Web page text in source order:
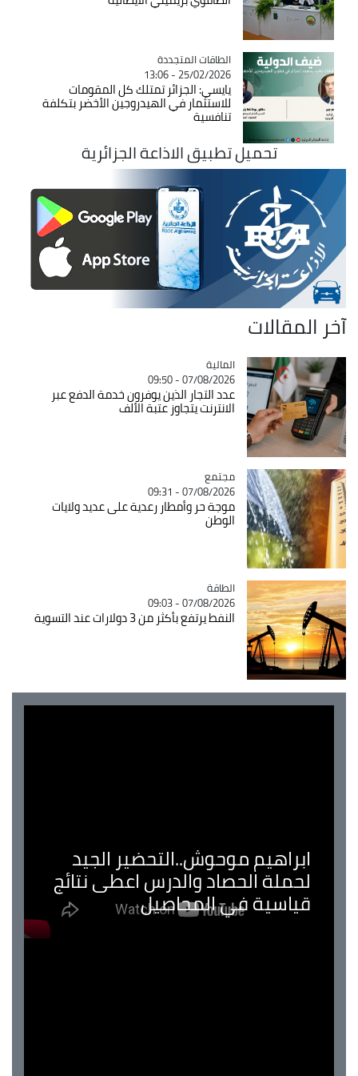
Catégorie
الطاقات المتجددة
25/02/2026 - 13:06
يايسي: الجزائر تمتلك كل المقومات
للاستثمار في الهيدروجين الأخضر بتكلفة
تنافسية
تحميل تطبيق الاذاعة الجزائرية
آخر المقالات
Catégorie
المالية
07/08/2026 - 09:50
عدد التجار الذين يوفرون خدمة الدفع عبر
الانترنت يتجاوز عتبة الألف
Catégorie
مجتمع
07/08/2026 - 09:31
موجة حر وأمطار رعدية على عديد ولايات
الوطن
Catégorie
الطاقة
07/08/2026 - 09:03
النفط يرتفع بأكثر من 3 دولارات عند التسوية
ابراهيم موحوش..التحضير الجيد
لحملة الحصاد والدرس اعطى نتائج
قياسية في المحاصيل